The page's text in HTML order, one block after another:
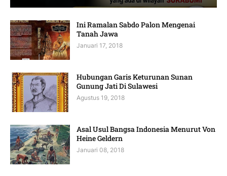
Ini Ramalan Sabdo Palon Mengenai
Tanah Jawa
Januari 17, 2018
Hubungan Garis Keturunan Sunan
Gunung Jati Di Sulawesi
Agustus 19, 2018
Asal Usul Bangsa Indonesia Menurut Von
Heine Geldern
Januari 08, 2018